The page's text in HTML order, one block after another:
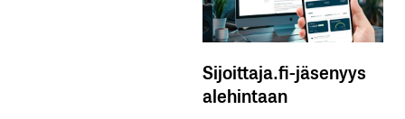
Sijoittaja.fi-jäsenyys
alehintaan